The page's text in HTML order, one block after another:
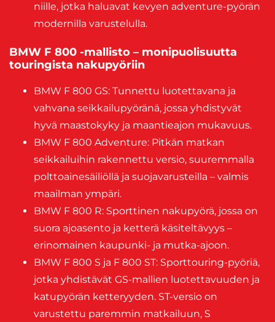
niille, jotka haluavat kevyen adventure-pyörän
modernilla varustelulla.
BMW F 800 -mallisto – monipuolisuutta
touringista nakupyöriin
BMW F 800 GS: Tunnettu luotettavana ja
vahvana seikkailupyöränä, jossa yhdistyvät
hyvä maastokyky ja maantieajon mukavuus.
BMW F 800 Adventure: Pitkän matkan
seikkailuihin rakennettu versio, suuremmalla
polttoainesäiliöllä ja suojavarusteilla – valmis
maailman ympäri.
BMW F 800 R: Sporttinen nakupyörä, jossa on
suora ajoasento ja ketterä käsiteltävyys –
erinomainen kaupunki- ja mutka-ajoon.
BMW F 800 S ja F 800 ST: Sporttouring-pyöriä,
jotka yhdistävät GS-mallien luotettavuuden ja
katupyörän ketteryyden. ST-versio on
varustettu paremmin matkailuun, S